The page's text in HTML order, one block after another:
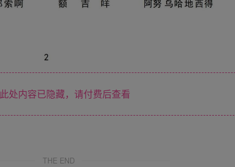
此处内容已隐藏，请付费后查看
THE END